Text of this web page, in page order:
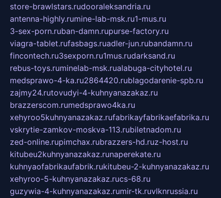
store-brawlstars.rudooraleksandria.ru
antenna-highly.rumine-lab-msk.ru1-mus.ru
3-sex-porn.ruban-damn.rupurse-factory.ru
viagra-tablet.rufasbags.ruadler-jun.rubandamn.ru
fincontech.ru3sexporn.ru1mus.rudarksand.ru
rebus-toys.ruminelab-msk.rualabuga-cityhotel.ru
medsprawo-4-ka.ru2864420.rublagodarenie-spb.ru
zajmy24.rutovudyi-4-kuhnyanazakaz.ru
brazzerscom.rumedsprawo4ka.ru
xehyroo5kuhnyanazakaz.rufabrikayfabrikaefabrika.ru
vskrytie-zamkov-moskva-113.rubiletnadom.ru
zed-online.rupimchax.rubrazzers-hd.ruz-host.ru
kitubeu2kuhnyanazakaz.runaperekate.ru
kuhnyaofabrikaufabrik.rukitubeu-2-kuhnyanazakaz.ru
xehyroo-5-kuhnyanazakaz.rucs-68.ru
guzywia-4-kuhnyanazakaz.rumir-tk.ruvlknrussia.ru